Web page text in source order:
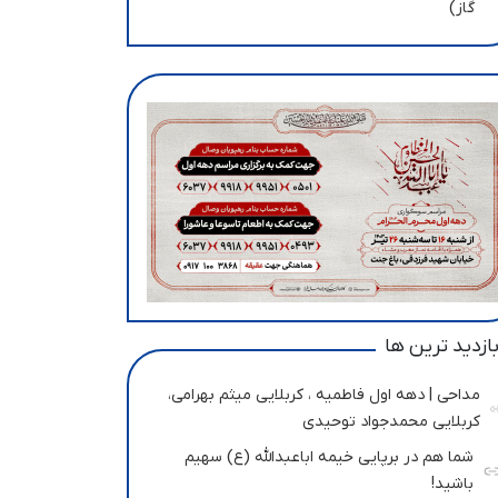
گاز)
ترین ها
مداحی | دهه اول فاطمیه ، کربلایی میثم بهرامی،
کربلایی محمدجواد توحیدی
شما هم در برپایی خیمه اباعبدالله (ع) سهیم
باشید!